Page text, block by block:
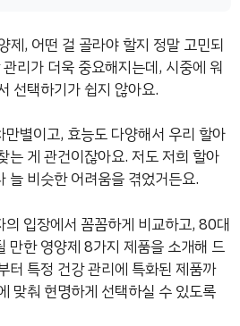
제, 어떤 걸 골라야 할지 정말 고민되
리가 더욱 중요해지는데, 시중에 워
선택하기가 쉽지 않아요.
별이고, 효능도 다양해서 우리 할아
는 게 관건이잖아요. 저도 저희 할아
늘 비슷한 어려움을 겪었거든요.
의 입장에서 꼼꼼하게 비교하고, 80대
만한 영양제 8가지 제품을 소개해 드
터 특정 건강 관리에 특화된 제품까
맞춰 현명하게 선택하실 수 있도록